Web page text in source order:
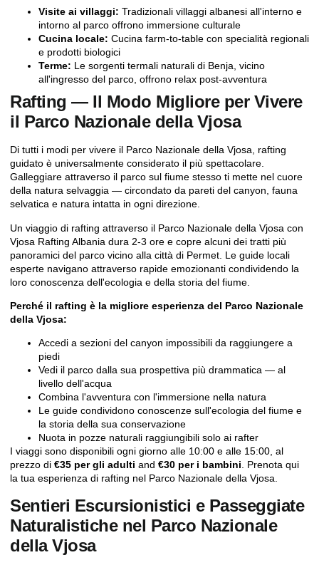
Visite ai villaggi: Tradizionali villaggi albanesi all'interno e
intorno al parco offrono immersione culturale
Cucina locale: Cucina farm-to-table con specialità regionali
e prodotti biologici
Terme: Le sorgenti termali naturali di Benja, vicino
all'ingresso del parco, offrono relax post-avventura
Rafting — Il Modo Migliore per Vivere
il Parco Nazionale della Vjosa
Di tutti i modi per vivere il Parco Nazionale della Vjosa, rafting
guidato è universalmente considerato il più spettacolare.
Galleggiare attraverso il parco sul fiume stesso ti mette nel cuore
della natura selvaggia — circondato da pareti del canyon, fauna
selvatica e natura intatta in ogni direzione.
Un viaggio di rafting attraverso il Parco Nazionale della Vjosa con
Vjosa Rafting Albania dura 2-3 ore e copre alcuni dei tratti più
panoramici del parco vicino alla città di Permet. Le guide locali
esperte navigano attraverso rapide emozionanti condividendo la
loro conoscenza dell'ecologia e della storia del fiume.
Perché il rafting è la migliore esperienza del Parco Nazionale
della Vjosa:
Accedi a sezioni del canyon impossibili da raggiungere a
piedi
Vedi il parco dalla sua prospettiva più drammatica — al
livello dell'acqua
Combina l'avventura con l'immersione nella natura
Le guide condividono conoscenze sull'ecologia del fiume e
la storia della sua conservazione
Nuota in pozze naturali raggiungibili solo ai rafter
I viaggi sono disponibili ogni giorno alle 10:00 e alle 15:00, al
prezzo di €35 per gli adulti and €30 per i bambini. Prenota qui
la tua esperienza di rafting nel Parco Nazionale della Vjosa.
Sentieri Escursionistici e Passeggiate
Naturalistiche nel Parco Nazionale
della Vjosa